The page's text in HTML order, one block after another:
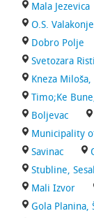
Mala Jezevica
O.S.
Dobro Polje
Svetozara
Kneza
Timo;Ke
Boljevac
Municipality
Savinac
Stubline,
Mali Izvor
Gola Planina,